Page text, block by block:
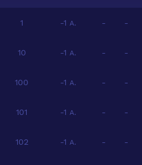
1 -1 A. - -
10 -1 A. - -
100 -1 A. - -
101 -1 A. - -
102 -1 A. - -